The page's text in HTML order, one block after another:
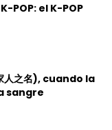
POP: el K-POP
人之名), cuando la
sangre